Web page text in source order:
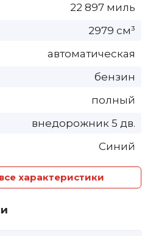
22 897 миль
2979 см³
автоматическая
бензин
полный
внедорожник 5 дв.
Синий
характеристики